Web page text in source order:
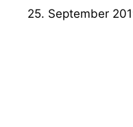
25. September